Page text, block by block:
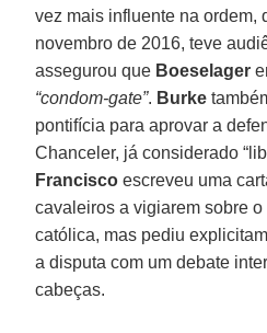
vez mais influente na ordem,
novembro de 2016, teve
assegurou que Boeselager
“condom-gate”. Burke
pontifícia para aprovar a
Chanceler, já considerado
Francisco escreveu uma
cavaleiros a vigiarem sobre o
católica, mas pediu
a disputa com um debate
cabeças.